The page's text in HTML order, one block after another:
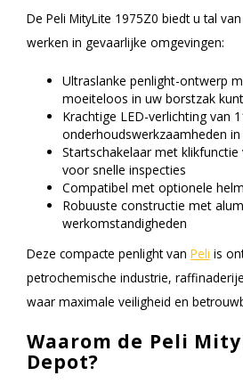
De Peli MityLite 1975Z0 biedt u tal
werken in gevaarlijke omgevingen:
Ultraslanke penlight-ontwerp
moeiteloos in uw borstzak
Krachtige LED-verlichting van
onderhoudswerkzaamheden
Startschakelaar met
voor snelle inspecties
Compatibel met optionele
Robuuste constructie met
werkomstandigheden
Deze compacte penlight van Peli is
petrochemische industrie,
waar maximale veiligheid en
Waarom de Peli
Depot?